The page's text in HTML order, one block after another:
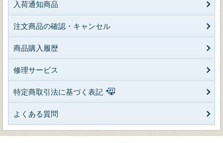
入荷通知商品
注文商品の確認・キャンセル
商品購入履歴
修理サービス
特定商取引法に基づく表記
よくある質問